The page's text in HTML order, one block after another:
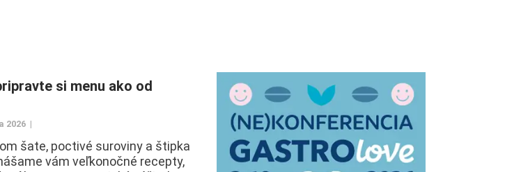
si menu ako od
2026
šate, poctivé suroviny a štipka
vám veľkonočné recepty,